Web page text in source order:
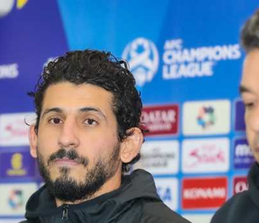
دوري أبطال أوروبا
دوري أبطال إفريقيا
كل البطولات
رياضات